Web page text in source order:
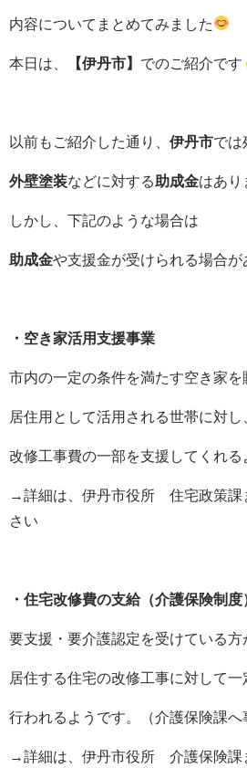
内容についてまとめてみました
本日は、 【伊丹市】 でのご紹介です
以前もご紹介した通り、 伊丹市では
外壁塗装などに対する助成金はあり
しかし、下記のような場合は
助成金や支援金が受けられる場合が
・空き家活用支援事業
市内の一定の条件を満たす空き家を
居住用として活用される世帯に対し
改修工事費の一部を支援してくれる
→詳細は、伊丹市役所 住宅政策課
さい
・住宅改修費の支給（介護保険制度
要支援・要介護認定を受けている方
居住する住宅の改修工事に対して
行われるようです。（介護保険課へ
→詳細は、伊丹市役所 介護保険課